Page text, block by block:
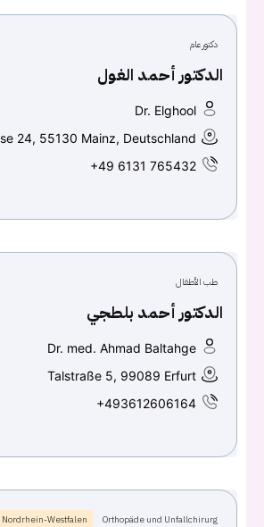
كلمه السر هل نسيت كلمة السر؟
Don't have an account?
دكتور عام
الدكتور أحمد الغول
Dr. Elghool
24, 55130 Mainz, Deutschland
+49 6131 765432
طب الأطفال
الدكتور أحمد بلطجي
Dr. med. Ahmad Baltahge
Talstraße 5, 99089 Erfurt
+493612606164
Orthopäde und Unfallchirurg
Nordrhein-Westfalen